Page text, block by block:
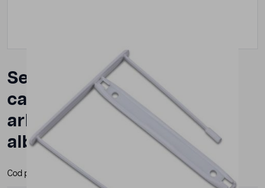
Set 100 buc alonje de mare
capacitate pentru cutii de
arhivare OFFICE Products,
alb
Cod produs: OF-21301115-14 Office Products